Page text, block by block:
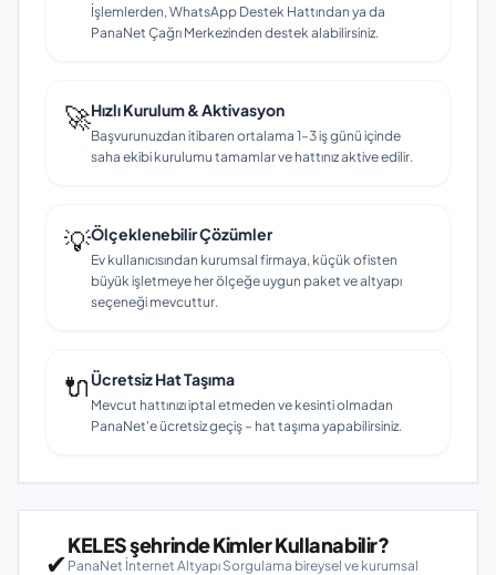
İşlemlerden, WhatsApp Destek Hattından ya da
PanaNet Çağrı Merkezinden destek alabilirsiniz.
🚀Hızlı Kurulum & Aktivasyon
Başvurunuzdan itibaren ortalama 1–3 iş günü içinde
saha ekibi kurulumu tamamlar ve hattınız aktive edilir.
💡Ölçeklenebilir Çözümler
Ev kullanıcısından kurumsal firmaya, küçük ofisten
büyük işletmeye her ölçeğe uygun paket ve altyapı
seçeneği mevcuttur.
🔌Ücretsiz Hat Taşıma
Mevcut hattınızı iptal etmeden ve kesinti olmadan
PanaNet'e ücretsiz geçiş – hat taşıma yapabilirsiniz.
✔
KELES şehrinde Kimler Kullanabilir?
PanaNet İnternet Altyapı Sorgulama bireysel ve kurumsal